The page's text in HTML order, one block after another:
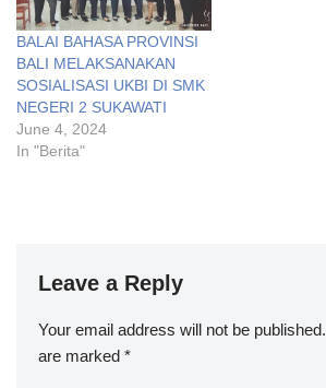
BALAI BAHASA PROVINSI
BALI MELAKSANAKAN
SOSIALISASI UKBI DI SMK
NEGERI 2 SUKAWATI
June 4, 2024
In "Berita"
Leave a Reply
Your email address will not be published.
are marked *